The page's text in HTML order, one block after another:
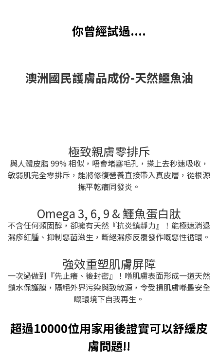
你曾經試過....
澳洲國民護膚品成份-天然鱷魚油
極致親膚零排斥
與人體皮脂 99% 相似，唔會堵塞毛孔，搽上去秒速吸收，
敏弱肌完全零排斥，能將修復營養直接帶入真皮層，從根源
撫平乾癢同發炎。
Omega 3, 6, 9 & 鱷魚蛋白肽
不含任何類固醇，卻擁有天然『抗炎鎮靜力』！能極速消退
濕疹紅腫、抑制惡菌滋生，斷絕濕疹反覆發作嘅惡性循環。
強效重塑肌膚屏障
一次過做到『先止癢、後封密』！喺肌膚表面形成一道天然
鎖水保護膜，隔絕外界污染與致敏源，令受損肌膚喺最安全
嘅環境下自我再生。
超過10000位用家用後證實可以舒緩皮
膚問題!!